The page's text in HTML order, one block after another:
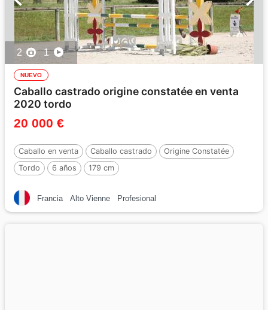
2 1
NUEVO
Caballo castrado origine constatée en venta
2020 tordo
20 000 €
Caballo en venta Caballo castrado
Origine Constatée
Tordo
6 años 179 cm
Francia Alto Vienne Profesional